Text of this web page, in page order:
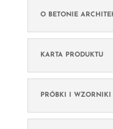
O BETONIE
KARTA PRODUKTU
PRÓBKI I WZORNIKI